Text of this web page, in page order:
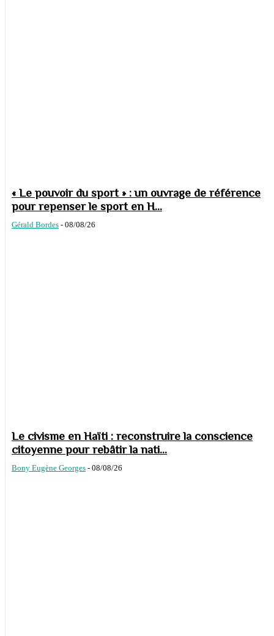
« Le pouvoir du sport » : un ouvrage de référence
pour repenser le sport en H...
Gérald Bordes - 08/08/26
Le civisme en Haïti : reconstruire la conscience
citoyenne pour rebâtir la nati...
Bony Eugène Georges - 08/08/26